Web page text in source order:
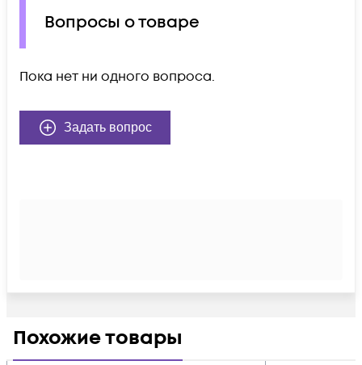
Вопросы о товаре
Пока нет ни одного вопроса.
Задать вопрос
Похожие товары